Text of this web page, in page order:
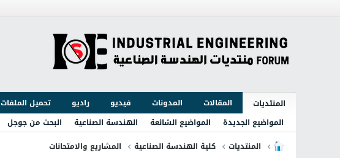
المنتديات المقالات المدونات فيديو راديو تحميل الملفات
المواضيع الجديدة
المواضيع الشائعة الهندسة الصناعية
البحث من جوجل
المنتديات
كلية الهندسة الصناعية المشاريع والامتحانات